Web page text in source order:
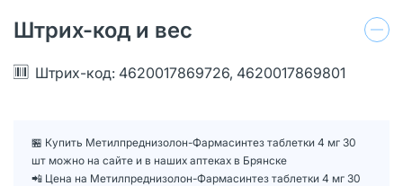
Штрих-код и вес
Штрих-код: 4620017869726, 4620017869801
🏪 Купить Метилпреднизолон-Фармасинтез таблетки 4 мг 30
шт можно на сайте и в наших аптеках в Брянске
📲 Цена на Метилпреднизолон-Фармасинтез таблетки 4 мг 30